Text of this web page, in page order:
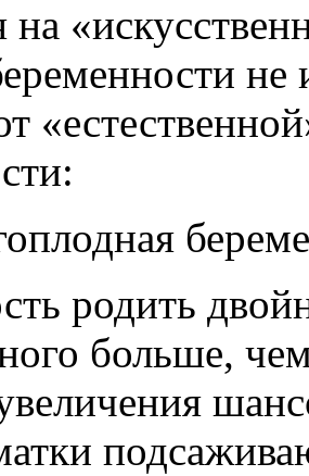
на
родить
больше,